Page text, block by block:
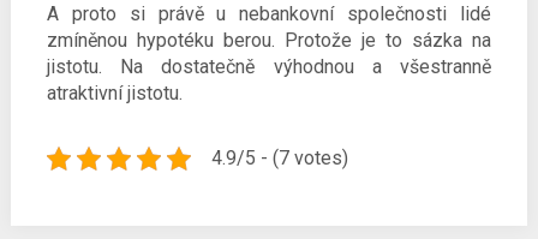
A proto si právě u nebankovní společnosti lidé
zmíněnou hypotéku berou. Protože je to sázka na
jistotu. Na dostatečně výhodnou a všestranně
atraktivní jistotu.
4.9/5 - (7 votes)